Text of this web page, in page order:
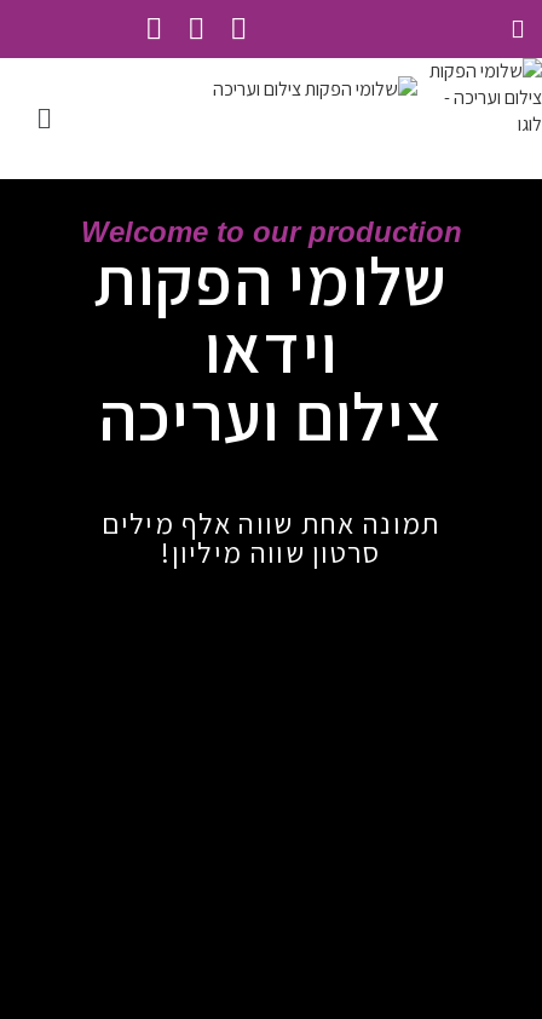
Welcome to our production
שלומי הפקות
וידאו
צילום ועריכה
תמונה אחת שווה אלף מילים
סרטון שווה מיליון!